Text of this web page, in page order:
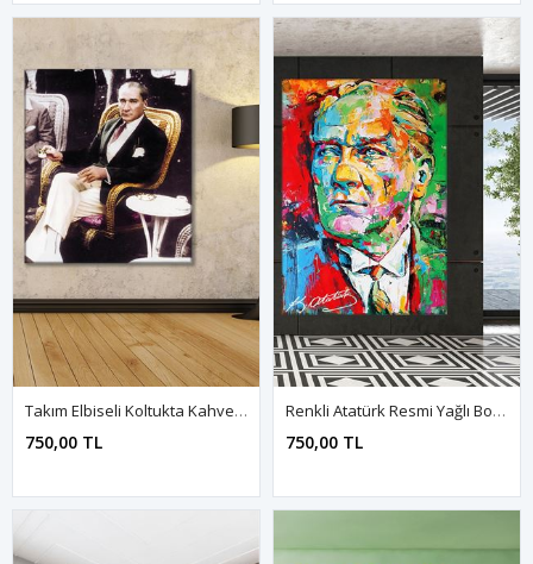
Takım Elbiseli Koltukta Kahve İçen Mustafa Kemal Atatürk Kanvas Duvar Tablo 221496
750,00 TL
Renkli Atatürk Resmi Yağlı Boya Efektli Kanvas Duvar Tablo 221468
750,00 TL